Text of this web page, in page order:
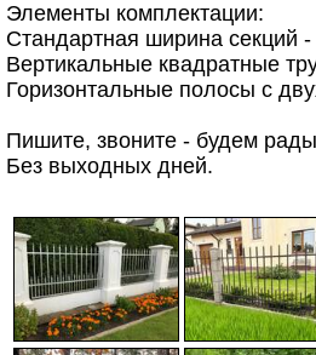
Элементы комплектации:
Стандартная ширина секций
Вертикальные квадратные
Горизонтальные полосы с
Пишите, звоните - будем рады
Без выходных дней.